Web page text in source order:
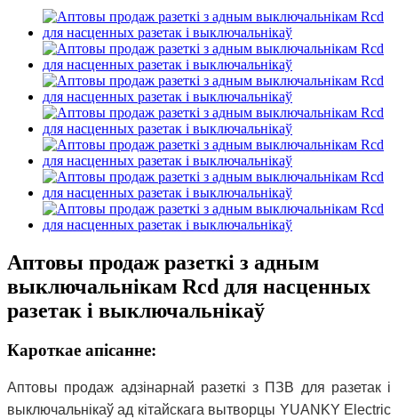
Аптовы продаж разеткі з адным
выключальнікам Rcd для насценных
разетак і выключальнікаў
Кароткае апісанне:
Аптовы продаж адзінарнай разеткі з ПЗВ для разетак і
выключальнікаў ад кітайскага вытворцы YUANKY Electric